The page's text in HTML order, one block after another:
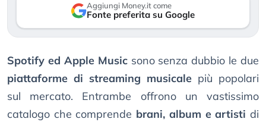
Aggiungi Money.it come
Fonte preferita su Google
Spotify ed Apple Musicsono senza dubbio le due
piattaforme di streaming musicale più popolari
sul mercato. Entrambe offrono un vastissimo
catalogo che comprende brani, album e artisti di